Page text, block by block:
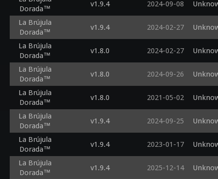
Dorada™
v1.9.4 2024-09-08
La Brújula
Dorada™
v1.9.4 2024-02-27
La Brújula
Dorada™
v1.8.0 2024-02-27
La Brújula
Dorada™
v1.8.0 2024-09-26
La Brújula
Dorada™
v1.8.0 2021-05-02
La Brújula
Dorada™
v1.9.4 2024-09-25
La Brújula
Dorada™
v1.9.4 2023-01-17
La Brújula
Dorada™
v1.9.4 2025-12-14